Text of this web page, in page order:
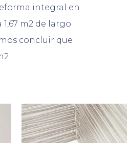
integral en
m2 de largo
concluir que